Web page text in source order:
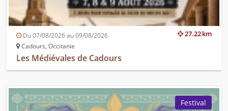
27.22 km
Du 07/08/2026 au 09/08/2026
Cadours, Occitanie
Les Médiévales de Cadours
Festival